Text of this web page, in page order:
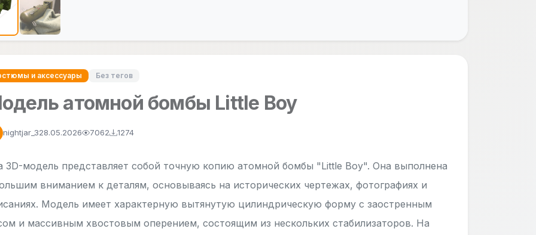
и аксессуары Без тегов
атомной бомбы Little Boy
nightjar_328.05.2026 7062 1274
3D-модель представляет собой точную копию атомной бомбы "Little Boy". Она выполнена
вниманием к деталям, основываясь на исторических чертежах, фотографиях и
Модель имеет характерную вытянутую цилиндрическую форму с заостренным
и массивным хвостовым оперением, состоящим из нескольких стабилизаторов. На